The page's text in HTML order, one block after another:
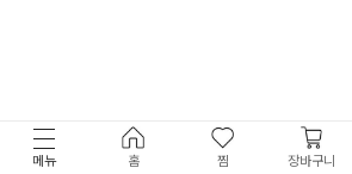
메뉴 홈 찜 장바구니